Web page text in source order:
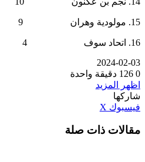
15. مولودية وهران 9 15
16. اتحاد سوف 4 15.
2024-02-03
0
دقيقة واحدة
اظهر المزيد
شاركها
فيسبوك ‫X
البريد
مقالات ذات صلة